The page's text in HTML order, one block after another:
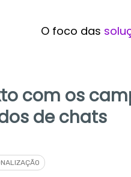
O foco das
com os
de chats